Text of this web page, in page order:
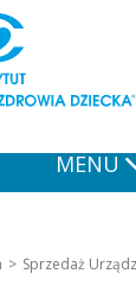
MENU
Sprzedaż